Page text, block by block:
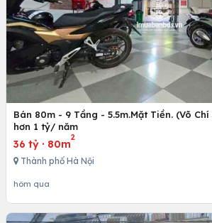
Bán 80m - 9 Tầng - 5.5m.Mặt Tiền. (Võ
hơn 1 tỷ/ năm
36 tỷ · 80m
2
Thành phố Hà Nội
hôm qua